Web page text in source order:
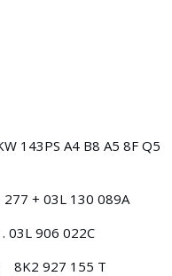
143PS A4 B8 A5 8F Q5
+ 03L 130 089A
03L 906 022C
8K2 927 155 T